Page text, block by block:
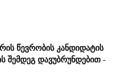
წევრობის კანდიდატის
შემდეგ დავუბრუნდებით -